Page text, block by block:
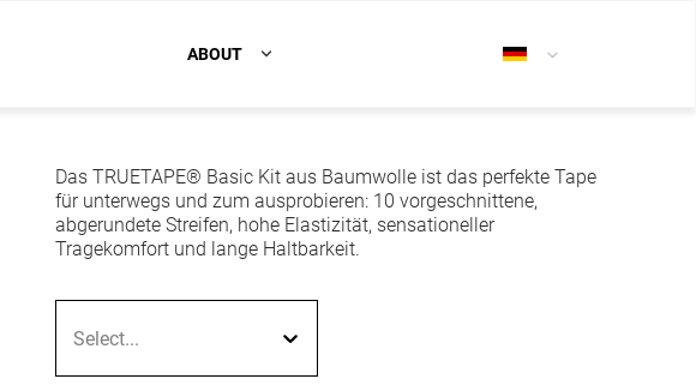
ABOUT
Das TRUETAPE® Basic Kit aus Baumwolle ist das perfekte Tape
für unterwegs und zum ausprobieren: 10 vorgeschnittene,
abgerundete Streifen, hohe Elastizität, sensationeller
Tragekomfort und lange Haltbarkeit.
Select...